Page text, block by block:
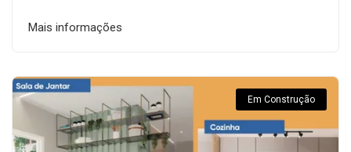
Mais informações
Em Construção